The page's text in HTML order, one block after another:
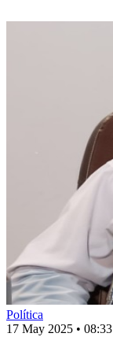
Política
17 May 2025 • 08:33